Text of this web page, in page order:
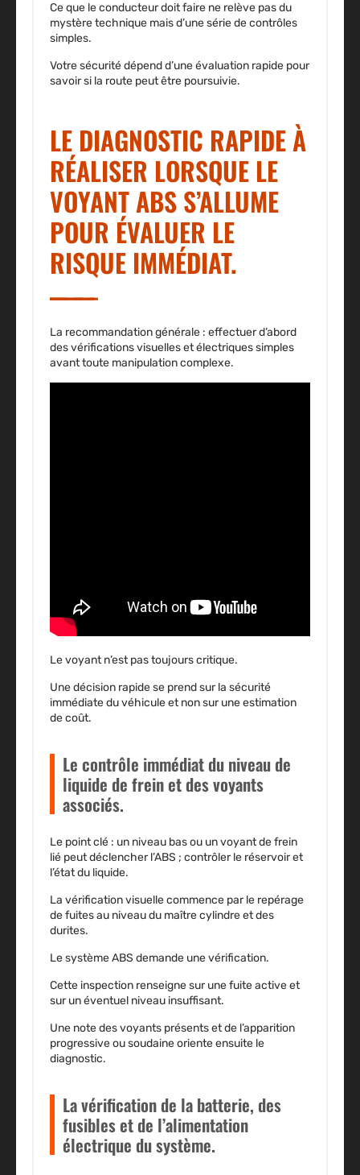
Ce que le conducteur doit faire ne relève pas du
mystère technique mais d’une série de contrôles
simples.
Votre sécurité dépend d’une évaluation rapide pour
savoir si la route peut être poursuivie.
LE DIAGNOSTIC RAPIDE À
RÉALISER LORSQUE LE
VOYANT ABS S’ALLUME
POUR ÉVALUER LE
RISQUE IMMÉDIAT.
La recommandation générale : effectuer d’abord
des vérifications visuelles et électriques simples
avant toute manipulation complexe.
Le voyant n’est pas toujours critique.
Une décision rapide se prend sur la sécurité
immédiate du véhicule et non sur une estimation
de coût.
Le contrôle immédiat du niveau de
liquide de frein et des voyants
associés.
Le point clé : un niveau bas ou un voyant de frein
lié peut déclencher l’ABS ; contrôler le réservoir et
l’état du liquide.
La vérification visuelle commence par le repérage
de fuites au niveau du maître cylindre et des
durites.
Le système ABS demande une vérification.
Cette inspection renseigne sur une fuite active et
sur un éventuel niveau insuffisant.
Une note des voyants présents et de l’apparition
progressive ou soudaine oriente ensuite le
diagnostic.
La vérification de la batterie, des
fusibles et de l’alimentation
électrique du système.